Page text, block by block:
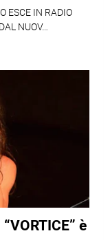
ESCE IN RADIO
NUOV…
è